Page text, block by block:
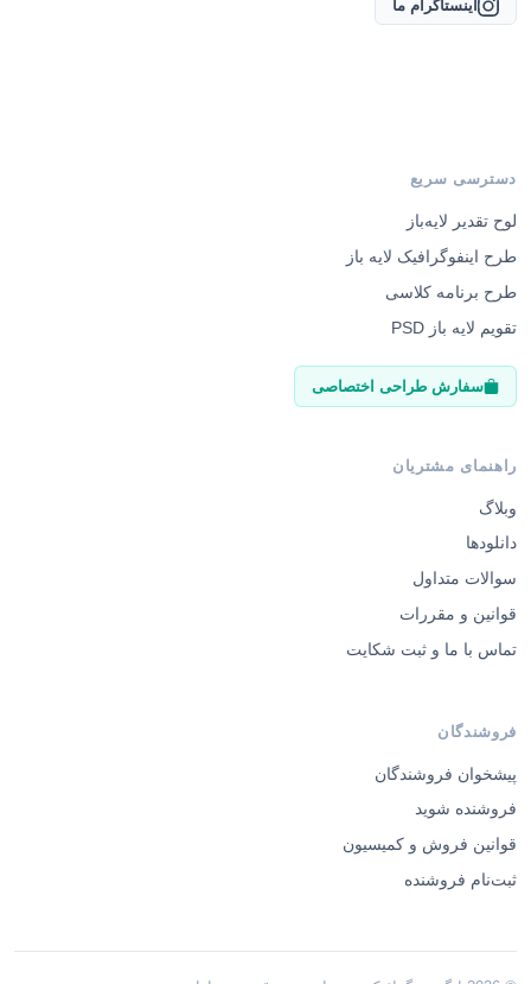
طرح اینفوگرافیک لایه باز
طرح برنامه کلاسی
تقویم لایه باز PSD
سفارش طراحی اختصاصی
دانلودها
سوالات متداول
قوانین و مقررات
تماس با ما و ثبت شکایت
فروشنده شوید
قوانین فروش و کمیسیون
ثبت‌نام فروشنده